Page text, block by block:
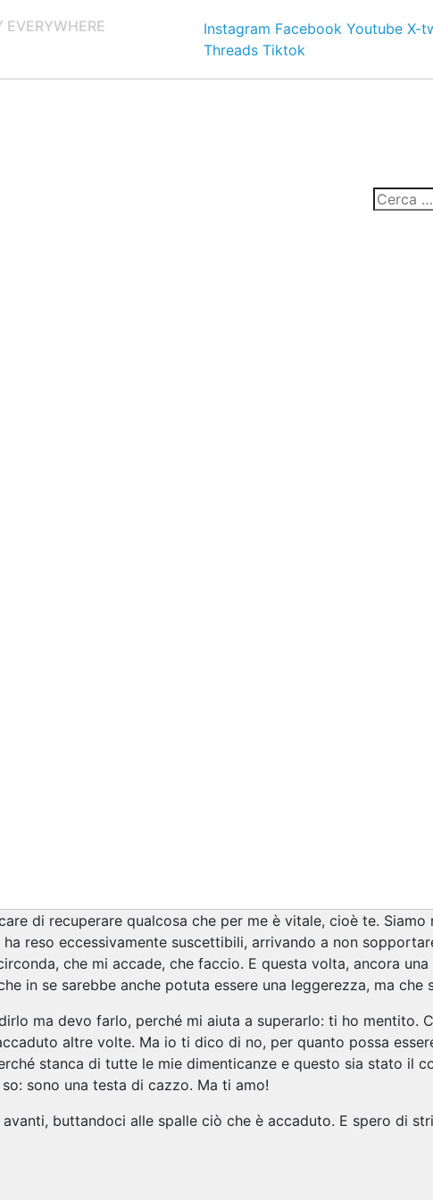
EVERYWHERE Instagram Facebook Youtube X-
Threads Tiktok
di recuperare qualcosa che per me è vitale, cioè te.
reso eccessivamente suscettibili, arrivando a non
che mi accade, che faccio. E questa volta, ancora
in se sarebbe anche potuta essere una leggerezza, ma
ma devo farlo, perché mi aiuta a superarlo: ti ho mentito.
altre volte. Ma io ti dico di no, per quanto possa
stanca di tutte le mie dimenticanze e questo sia stato il
sono una testa di cazzo. Ma ti amo!
buttandoci alle spalle ciò che è accaduto. E spero di